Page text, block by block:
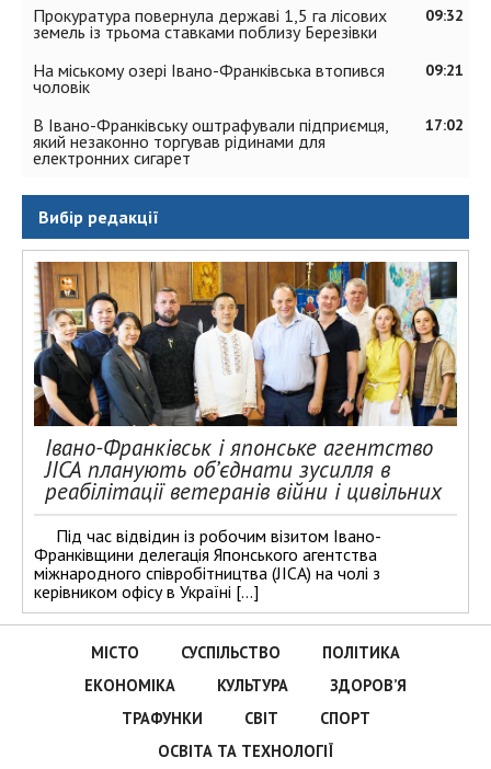
09:32
Прокуратура повернула державі 1,5 га лісових
земель із трьома ставками поблизу Березівки
09:21
На міському озері Івано-Франківська втопився
чоловік
17:02
В Івано-Франківську оштрафували підприємця,
який незаконно торгував рідинами для
електронних сигарет
Вибір редакції
Івано-Франківськ і японське агентство
JICA планують об’єднати зусилля в
реабілітації ветеранів війни і цивільних
Під час відвідин із робочим візитом Івано-
Франківщини делегація Японського агентства
міжнародного співробітництва (JICA) на чолі з
керівником офісу в Україні […]
МІСТО СУСПІЛЬСТВО
ПОЛІТИКА
ЕКОНОМІКА
КУЛЬТУРА
ЗДОРОВ’Я
ТРАФУНКИ
СВІТ
СПОРТ
ОСВІТА ТА ТЕХНОЛОГІЇ